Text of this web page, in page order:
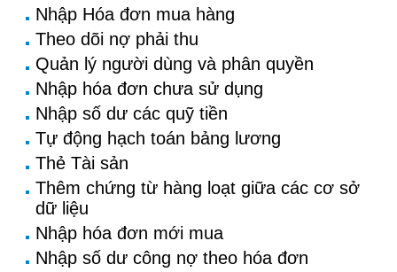
Nhập Hóa đơn mua hàng
Theo dõi nợ phải thu
Quản lý người dùng và phân quyền
Nhập hóa đơn chưa sử dụng
Nhập số dư các quỹ tiền
Tự động hạch toán bảng lương
Thẻ Tài sản
Thêm chứng từ hàng loạt giữa các cơ sở
dữ liệu
Nhập hóa đơn mới mua
Nhập số dư công nợ theo hóa đơn